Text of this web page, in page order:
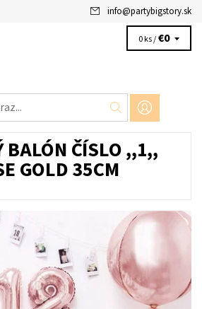
info@partybigstory.sk
0 ks /€0
BALÓN ČÍSLO ,,1,,
GOLD 35CM